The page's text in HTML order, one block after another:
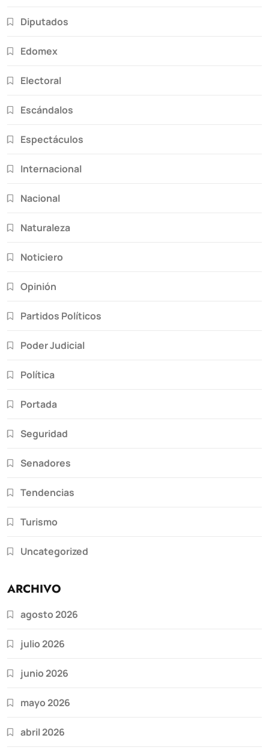
Diputados
Edomex
Electoral
Escándalos
Espectáculos
Internacional
Nacional
Naturaleza
Noticiero
Opinión
Partidos Políticos
Poder Judicial
Política
Portada
Seguridad
Senadores
Tendencias
Turismo
Uncategorized
ARCHIVO
agosto 2026
julio 2026
junio 2026
mayo 2026
abril 2026